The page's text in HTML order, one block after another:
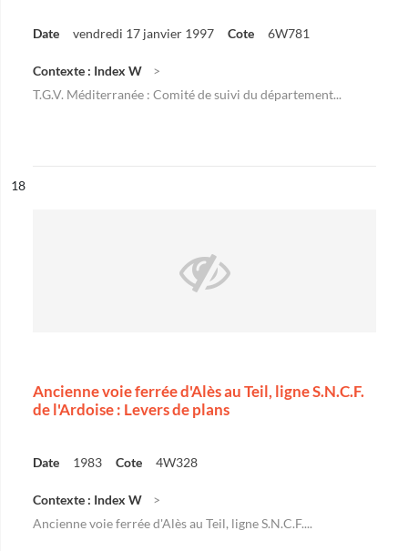
Date vendredi 17 janvier 1997 Cote 6W781
Contexte : Index W
T.G.V. Méditerranée : Comité de suivi du département...
n°
18
Ancienne voie ferrée d'Alès au Teil, ligne S.N.C.F.
de l'Ardoise : Levers de plans
Date 1983 Cote 4W328
Contexte : Index W
Ancienne voie ferrée d'Alès au Teil, ligne S.N.C.F....